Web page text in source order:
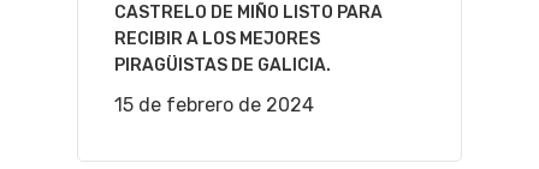
CASTRELO DE MIÑO LISTO PARA
RECIBIR A LOS MEJORES
PIRAGÜISTAS DE GALICIA.
15 de febrero de 2024